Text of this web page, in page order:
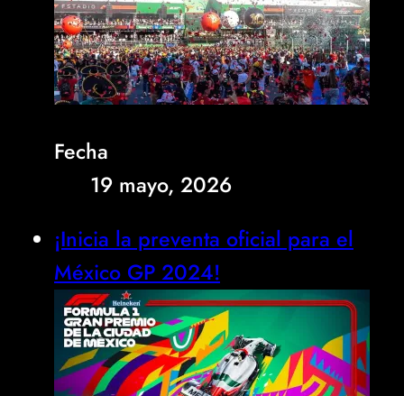
Fecha
19 mayo, 2026
¡Inicia la preventa oficial para el
México GP 2024!